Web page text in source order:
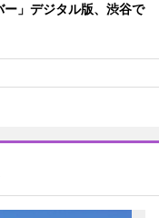
」デジタル版、渋谷で